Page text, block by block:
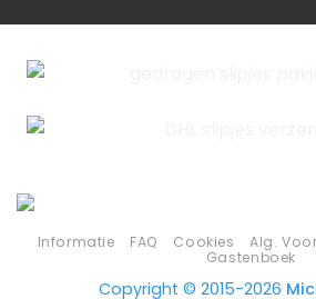
Informatie FAQ Cookies Alg.
Gastenboek
Copyright © 2015-2026